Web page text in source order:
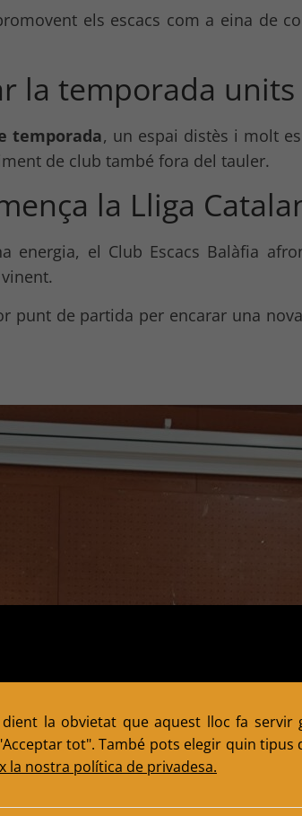
els escacs com a eina de
la temporada units
temporada, un espai distès i molt
de club també fora del tauler.
la Lliga
energia, el Club Escacs Balàfia
punt de partida per encarar una
la obvietat que aquest lloc fa servir
tot". També pots elegir quin tipus
la nostra política de privadesa.